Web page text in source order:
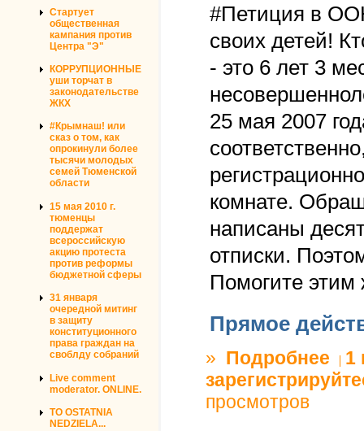
Стартует
общественная
кампания против
Центра "Э"
КОРРУПЦИОННЫЕ
уши торчат в
законодательстве
ЖКХ
#Крымнаш! или
сказ о том, как
опрокинули более
тысячи молодых
семей Тюменской
области
15 мая 2010 г.
тюменцы
поддержат
всероссийскую
акцию протеста
против реформы
бюджетной сферы
31 января
очередной митинг
в защиту
конституционного
права граждан на
своблду собраний
Live comment
moderator. ONLINE.
TO OSTATNIA
NEDZIELA...
#Петиция в
своих детей!
- это 6 лет 3
25 мая 2007
комнате.
написаны
отписки.
Помогите
Прямое
» Подробнее о 1
просмотров